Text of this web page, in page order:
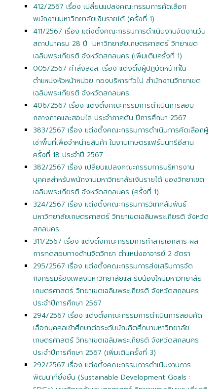
412/2567 เรื่อง เปลี่ยนแปลงคณะกรรมการคัดเลือก
พนักงานมหาวิทยาลัยเงินรายได้ (ครั้งที่ 1)
411/2567 เรื่อง แต่งตั้งคณะกรรมการดำเนินงานจัดงานวัน
สถาปนาครบ 28 ปี มหาวิทยาลัยเกษตรศาสตร์ วิทยาเขต
เฉลิมพระเกียรติ จังหวัดสกลนคร (เพิ่มเติมครั้งที่ 1)
005/2567 คำสั่งสขส. เรื่อง แต่งตั้งผู้ปฏิบัติหน้าที่ใน
ตำแหน่งหัวหน้าหน่วย กองบริหารทั่วไป สำนักงานวิทยาเขต
เฉลิมพระเกียรติ จังหวัดสกลนคร
406/2567 เรื่อง แต่งตั้งคณะกรรมการดำเนินการสอบ
กลางภาคและสอบไล่ ประจำภาคต้น ปีการศึกษา 2567
383/2567 เรื่อง แต่งตั้งคณะกรรมการดำเนินการคัดเลือกผู้
เช่าพื้นที่เพื่อจำหน่ายสินค้า ในงานเกษตรแฟร์นนทรีอีสาน
ครั้งที่ 18 ประจำปี 2567
382/2567 เรื่อง เปลี่ยนแปลงคณะกรรมการบริหารงาน
บุคคลสำหรับพนักงานมหาวิทยาลัยเงินรายได้ ของวิทยาเขต
เฉลิมพระเกียรติ จังหวัดสกลนคร (ครั้งที่ 1)
324/2567 เรื่อง แต่งตั้งคณะกรรมการวิเทศสัมพันธ์
มหาวิทยาลัยเกษตรศาสตร์ วิทยาเขตเฉลิมพระเกียรติ จังหวัด
สกลนคร
311/2567 เรื่อง แต่งตั้งคณะกรรมการทำลายเอกสาร ผล
การทดสอบทางด้านจิตวิทยา ตำแหน่งอาจารย์ 2 อัตรา
295/2567 เรื่อง แต่งตั้งคณะกรรมการส่งเสริมการจัด
กิจกรรมร้องเพลงมหาวิทยาลัยและรับน้องใหม่มหาวิทยาลัย
เกษตรศาสตร์ วิทยาเขตเฉลิมพระเกียรติ จังหวัดสกลนคร
ประจำปีการศึกษา 2567
294/2567 เรื่อง แต่งตั้งคณะกรรมการดำเนินการสอบคัด
เลือกบุคคลเข้าศึกษาต่อระดับบัณฑิตศึกษามหาวิทยาลัย
เกษตรศาสตร์ วิทยาเขตเฉลิมพระเกียรติ จังหวัดสกลนคร
ประจำปีการศึกษา 2567 (เพิ่มเติมครั้งที่ 3)
292/2567 เรื่อง แต่งตั้งคณะกรรมการดำเนินงานการ
พัฒนาที่ยั่งยืน (Sustainable Development Goals :